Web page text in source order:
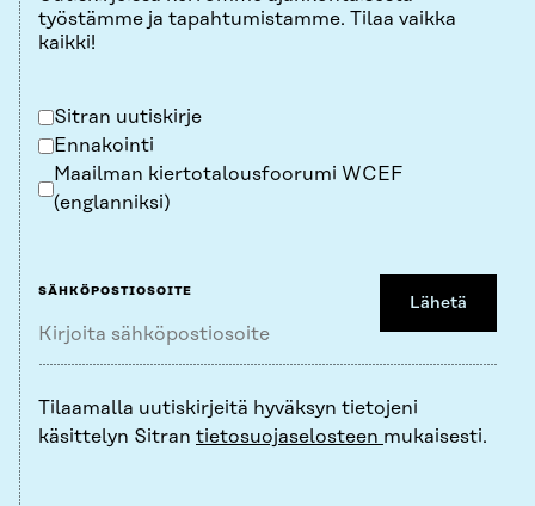
työstämme ja tapahtumistamme. Tilaa vaikka
kaikki!
Sitran uutiskirje
Ennakointi
Maailman kiertotalousfoorumi WCEF
(englanniksi)
SÄHKÖPOSTIOSOITE
Lähetä
Tilaamalla uutiskirjeitä hyväksyn tietojeni
käsittelyn Sitran tietosuojaselosteen mukaisesti.